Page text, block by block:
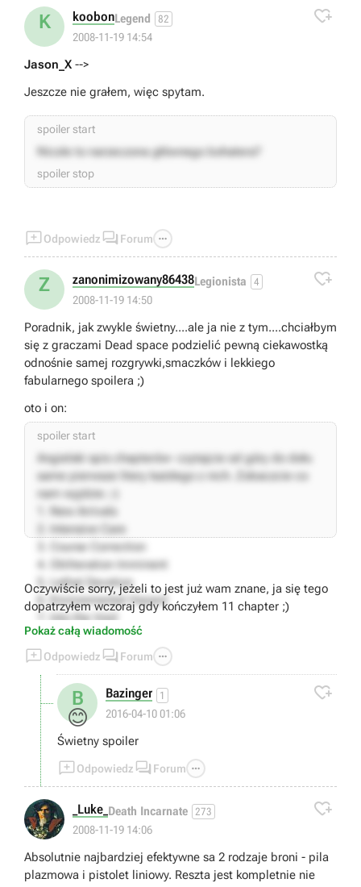
K koobonLegend 82
2008-11-19 14:54

Jason_X -->
Jeszcze nie grałem, więc spytam.
spoiler start
Nicole to narzeczona głównego bohatera?
spoiler stop
Odpowiedz  Forum 
Z zanonimizowany86438Legionista 4
2008-11-19 14:50

Poradnik, jak zwykle świetny....ale ja nie z tym....chciałbym
się z graczami Dead space podzielić pewną ciekawostką
odnośnie samej rozgrywki,smaczków i lekkiego
fabularnego spoilera ;)
oto i on:
spoiler start
Angielski spis chapterów- czytajcie od góry do dołu
same pierwsze litery każdego z nich. Zobaczcie co
nam wyjdzie ;-)
1. New Arrivals
2. Intensive Care
3. Course Correction
4. Obliteration Imminent
5. Lethal Devotion
6. Environmental Hazard
7. Into the Void
8. Search and Rescue
9. Dead on Arrival
10. End of Days
11. Alternate Solutions
12. Dead Space
spoiler stop
Oczywiście sorry, jeżeli to jest już wam znane, ja się tego
dopatrzyłem wczoraj gdy kończyłem 11 chapter ;)
Pokaż całą wiadomość
Odpowiedz  Forum 
B
😊
Bazinger 1
2016-04-10 01:06

Świetny spoiler
Odpowiedz  Forum 
_Luke_ Death Incarnate 273
2008-11-19 14:06

Absolutnie najbardziej efektywne sa 2 rodzaje broni - pila
plazmowa i pistolet liniowy. Reszta jest kompletnie nie